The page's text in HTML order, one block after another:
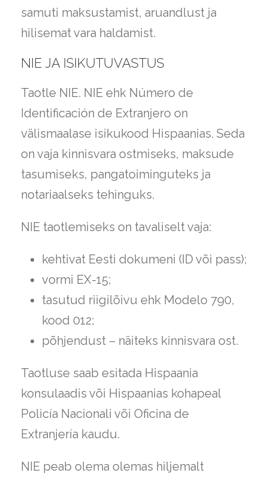
samuti maksustamist, aruandlust ja
hilisemat vara haldamist.
NIE JA ISIKUTUVASTUS
Taotle NIE. NIE ehk Número de
Identificación de Extranjero on
välismaalase isikukood Hispaanias. Seda
on vaja kinnisvara ostmiseks, maksude
tasumiseks, pangatoiminguteks ja
notariaalseks tehinguks.
NIE taotlemiseks on tavaliselt vaja:
kehtivat Eesti dokumeni (ID või pass);
vormi EX-15;
tasutud riigilõivu ehk Modelo 790,
kood 012;
põhjendust – näiteks kinnisvara ost.
Taotluse saab esitada Hispaania
konsulaadis või Hispaanias kohapeal
Policía Nacionali või Oficina de
Extranjería kaudu.
NIE peab olema olemas hiljemalt